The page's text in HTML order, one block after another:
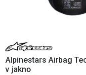
Alpinestars Airbag
v jakno